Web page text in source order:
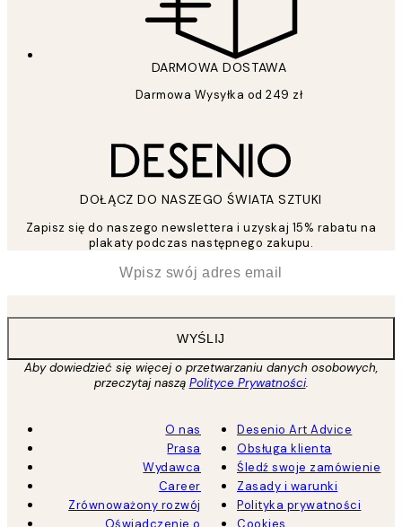
DARMOWA DOSTAWA
Darmowa Wysyłka od 249 zł
DOŁĄCZ DO NASZEGO ŚWIATA SZTUKI
Zapisz się do naszego newslettera i uzyskaj 15% rabatu na
plakaty podczas następnego zakupu.
WYŚLIJ
Aby dowiedzieć się więcej o przetwarzaniu danych osobowych,
przeczytaj naszą Polityce Prywatności.
O nas
Prasa
Wydawca
Career
Zrównoważony rozwój
Desenio Art Advice
Obsługa klienta
Śledź swoje zamówienie
Zasady i warunki
Polityka prywatności